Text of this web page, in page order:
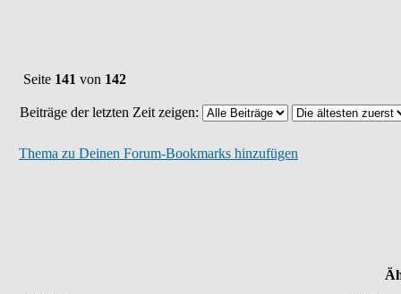
Seite 141 von 142
Beiträge der letzten Zeit zeigen:
Thema zu Deinen Forum-Bookmarks hinzufügen